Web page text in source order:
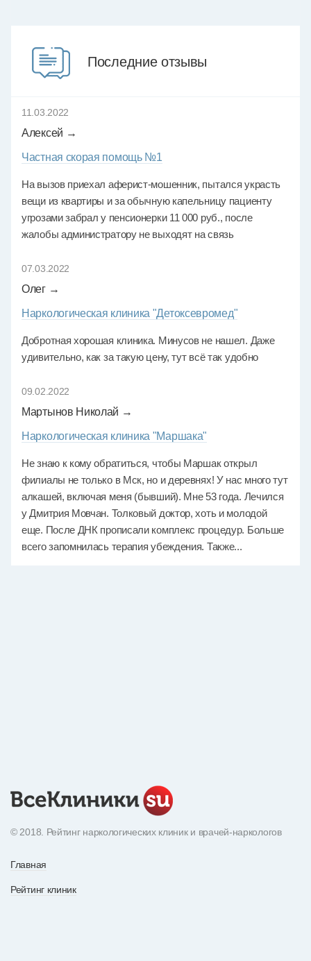
Последние отзывы
11.03.2022
Алексей →
Частная скорая помощь №1
На вызов приехал аферист-мошенник, пытался украсть
вещи из квартиры и за обычную капельницу пациенту
угрозами забрал у пенсионерки 11 000 руб., после
жалобы администратору не выходят на связь
07.03.2022
Олег →
Наркологическая клиника "Детоксевромед"
Добротная хорошая клиника. Минусов не нашел. Даже
удивительно, как за такую цену, тут всё так удобно
09.02.2022
Мартынов Николай →
Наркологическая клиника "Маршака"
Не знаю к кому обратиться, чтобы Маршак открыл
филиалы не только в Мск, но и деревнях! У нас много тут
алкашей, включая меня (бывший). Мне 53 года. Лечился
у Дмитрия Мовчан. Толковый доктор, хоть и молодой
еще. После ДНК прописали комплекс процедур. Больше
всего запомнилась терапия убеждения. Также...
© 2018. Рейтинг наркологических клиник и врачей-наркологов
Главная
Рейтинг клиник